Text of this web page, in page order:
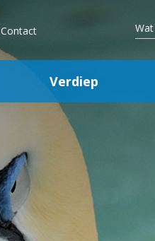
Contact
Verdiep